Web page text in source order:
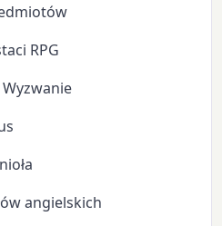
RPG
angielskich